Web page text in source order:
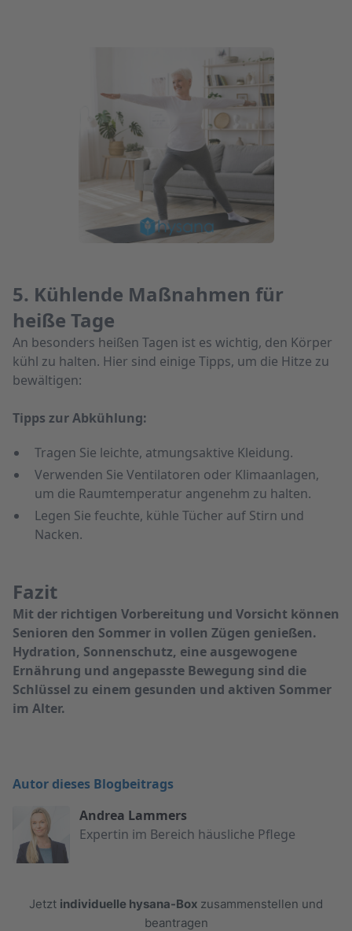
Autor dieses Blogbeitrags
Andrea Lammers
Expertin im Bereich häusliche Pflege
Jetzt individuelle hysana-Box zusammenstellen und
beantragen
5. Kühlende Maßnahmen für
heiße Tage
An besonders heißen Tagen ist es wichtig, den Körper
kühl zu halten. Hier sind einige Tipps, um die Hitze zu
bewältigen:
Tipps zur Abkühlung:
Tragen Sie leichte, atmungsaktive Kleidung.
Verwenden Sie Ventilatoren oder Klimaanlagen,
um die Raumtemperatur angenehm zu halten.
Legen Sie feuchte, kühle Tücher auf Stirn und
Nacken.
Fazit
Mit der richtigen Vorbereitung und Vorsicht können
Senioren den Sommer in vollen Zügen genießen.
Hydration, Sonnenschutz, eine ausgewogene
Ernährung und angepasste Bewegung sind die
Schlüssel zu einem gesunden und aktiven Sommer
im Alter.